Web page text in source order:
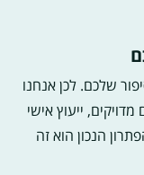
שלכם. לכן אנחנו
ייעוץ אישי
הנכון הוא זה